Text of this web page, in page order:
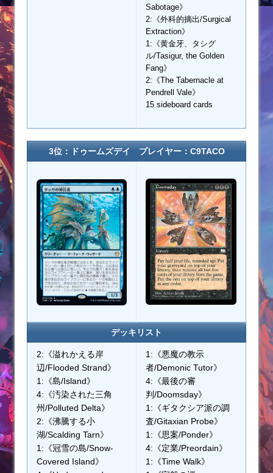
Sabotage》
2:《外科的摘出/Surgical
Extraction》
1:《黄金牙、タシグ
ル/Tasigur, the Golden
Fang》
2:《The Tabernacle at
Pendrell Vale》
15 sideboard cards
3位：ドゥームズデイ プレイヤー：C9TACO
デッキリスト
2:《溢れかえる岸
辺/Flooded Strand》
1:《島/Island》
4:《汚染された三角
州/Polluted Delta》
2:《沸騰する小
湖/Scalding Tarn》
1:《冠雪の島/Snow-
Covered Island》
1:《悪魔の教示
者/Demonic Tutor》
4:《最後の審
判/Doomsday》
1:《ギタクシア派の調
査/Gitaxian Probe》
1:《思案/Ponder》
4:《定業/Preordain》
1:《Time Walk》